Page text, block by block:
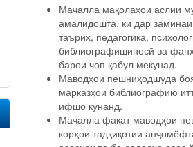
Маҷалла мақолаҳои аслии
амалидошта, ки дар
таърих, педагогика,
библиографишиносӣ ва
барои чоп қабул мекунад.
Маводҳои пешниҳодшуда
марказҳои библиографию
ифшо кунанд.
Маҷалла фақат маводҳои
корҳои тадқиқотии